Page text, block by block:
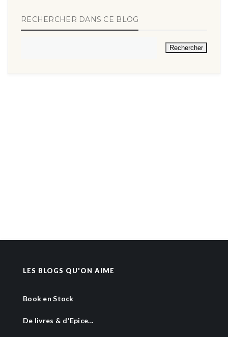
RECHERCHER DANS CE BLOG
LES BLOGS QU'ON AIME
Book en Stock
De livres & d'Epice...